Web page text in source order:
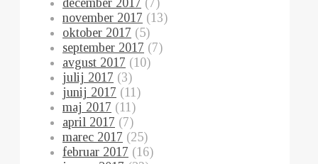
december 2017 (7)
november 2017 (13)
oktober 2017 (5)
september 2017 (7)
avgust 2017 (10)
julij 2017 (3)
junij 2017 (11)
maj 2017 (11)
april 2017 (7)
marec 2017 (25)
februar 2017 (16)